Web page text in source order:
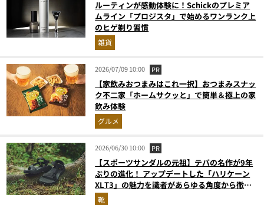
ルーティンが感動体験に！Schickのプレミア
ムライン「プロジスタ」で始めるワンランク上
のヒゲ剃り習慣
雑貨
2026/07/09 10:00 PR
【家飲みおつまみはこれ一択】おつまみスナッ
ク不二家「ホームサクッと」で簡単＆極上の家
飲み体験
グルメ
2026/06/30 10:00 PR
【スポーツサンダルの元祖】テバの名作が9年
ぶりの進化！ アップデートした「ハリケーン
XLT3」の魅力を識者があらゆる角度から徹底
解説！
靴